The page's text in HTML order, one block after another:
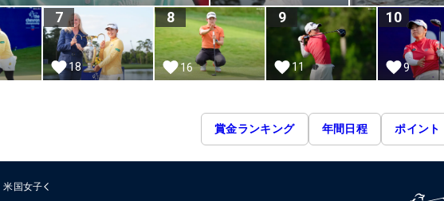
7
18
8
16
9
11
10
9
賞金ランキング 年間日程 ポイント
米国女子